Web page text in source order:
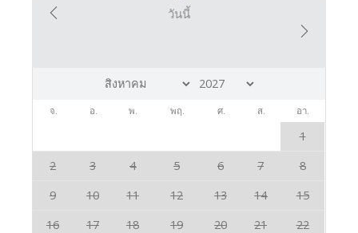
วันนี้
จ. อ. พ. พฤ. ศ. ส. อา.
1
2
3 4 5 6 7
8
9
10 11 12 13 14
15
16
17 18 19 20 21
22